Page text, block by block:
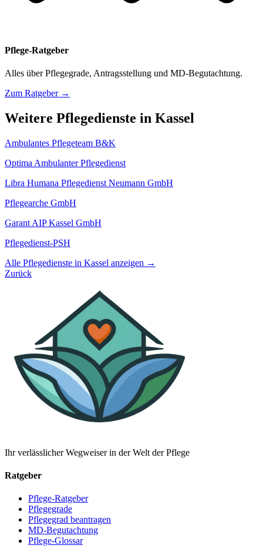
Pflege-Ratgeber
Alles über Pflegegrade, Antragsstellung und MD-Begutachtung.
Zum Ratgeber →
Weitere Pflegedienste in Kassel
Ambulantes Pflegeteam B&K
Optima Ambulanter Pflegedienst
Libra Humana Pflegedienst Neumann GmbH
Pflegearche GmbH
Garant AIP Kassel GmbH
Pflegedienst-PSH
Alle Pflegedienste in Kassel anzeigen →
Zurück
Ihr verlässlicher Wegweiser in der Welt der Pflege
Ratgeber
Pflege-Ratgeber
Pflegegrade
Pflegegrad beantragen
MD-Begutachtung
Pflege-Glossar